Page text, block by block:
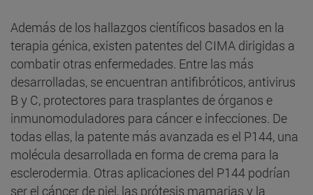
Además de los hallazgos científicos basados en la
terapia génica, existen patentes del CIMA dirigidas a
combatir otras enfermedades. Entre las más
desarrolladas, se encuentran antifibróticos, antivirus
B y C, protectores para trasplantes de órganos e
inmunomoduladores para cáncer e infecciones. De
todas ellas, la patente más avanzada es el P144, una
molécula desarrollada en forma de crema para la
esclerodermia. Otras aplicaciones del P144 podrían
ser el cáncer de piel, las prótesis mamarias y la